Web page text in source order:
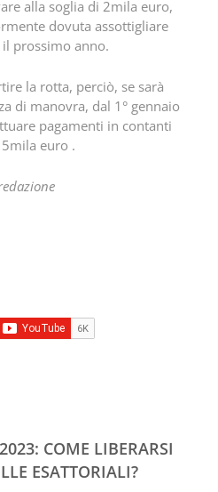
alla soglia di 2mila euro,
dovuta assottigliare
prossimo anno.
la rotta, perciò, se sarà
di manovra, dal 1° gennaio
pagamenti in contanti
euro .
COME LIBERARSI
ESATTORIALI?